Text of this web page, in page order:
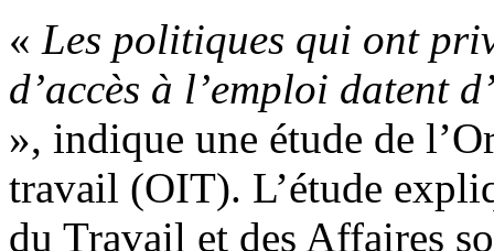
« Les politiques qui ont
d’accès à l’emploi datent
», indique une étude de
travail (OIT). L’étude
du Travail et des Affaires